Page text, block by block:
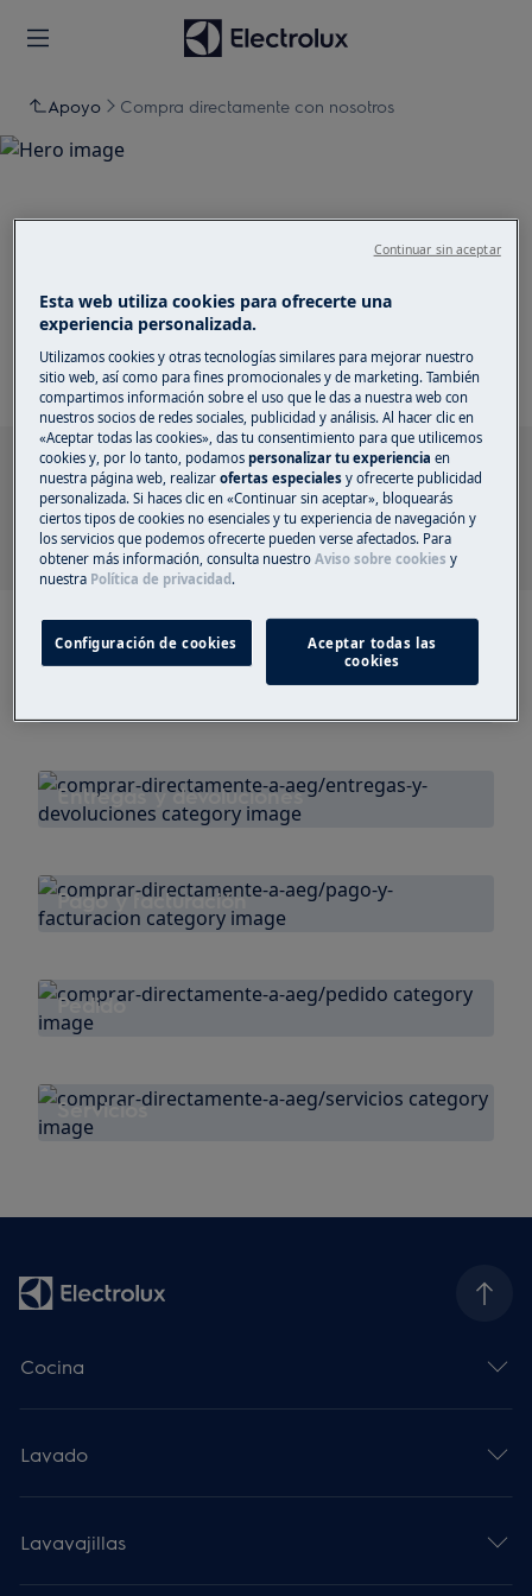
Apoyo Compra directamente con nosotros
Apoyo para Compra
directamente con nosotros
Busca entre nuestros artículos de soporte
Entregas y devoluciones
Pago y facturación
Pedido
Servicios
Cocina
Lavado
Lavavajillas
Esta web utiliza cookies para ofrecerte una
experiencia personalizada.
Utilizamos cookies y otras tecnologías similares para mejorar nuestro
sitio web, así como para fines promocionales y de marketing. También
compartimos información sobre el uso que le das a nuestra web con
nuestros socios de redes sociales, publicidad y análisis. Al hacer clic en
«Aceptar todas las cookies», das tu consentimiento para que utilicemos
cookies y, por lo tanto, podamospersonalizar tu experienciaen
nuestra página web, realizarofertas especiales y ofrecerte publicidad
personalizada. Si haces clic en «Continuar sin aceptar», bloquearás
ciertos tipos de cookies no esenciales y tu experiencia de navegación y
los servicios que podemos ofrecerte pueden verse afectados. Para
obtener más información, consulta nuestroAviso sobre cookies y
nuestra Política de privacidad.
Configuración de cookies
Aceptar todas las
cookies
Continuar sin aceptar